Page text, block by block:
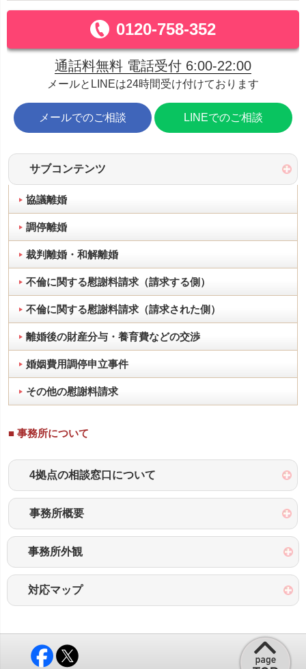
0120-758-352
通話料無料 電話受付 6:00-22:00
メールとLINEは24時間受け付けております
メールでのご相談 LINEでのご相談
サブコンテンツ
協議離婚
調停離婚
裁判離婚・和解離婚
不倫に関する慰謝料請求（請求する側）
不倫に関する慰謝料請求（請求された側）
離婚後の財産分与・養育費などの交渉
婚姻費用調停申立事件
その他の慰謝料請求
■ 事務所について
4拠点の相談窓口について
事務所概要
事務所外観
対応マップ